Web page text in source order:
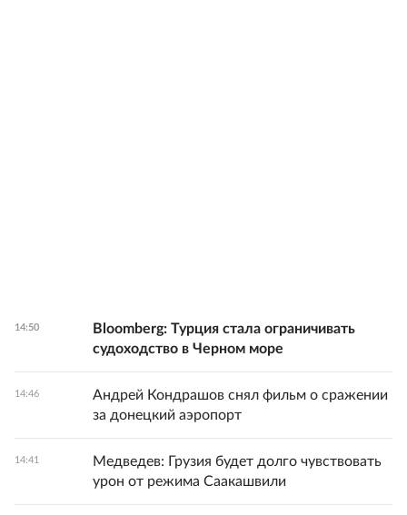
14:50
Bloomberg: Турция стала ограничивать
судоходство в Черном море
14:46
Андрей Кондрашов снял фильм о сражении
за донецкий аэропорт
14:41
Медведев: Грузия будет долго чувствовать
урон от режима Саакашвили